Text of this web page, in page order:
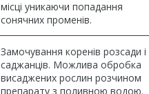
місці уникаючи попадання
сонячних променів.
Замочування коренів розсади і
саджанців. Можлива обробка
висаджених рослин розчином
препарату з поливною водою.